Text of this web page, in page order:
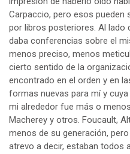
Carpaccio, pero esos
por libros posteriores. Al lado
daba conferencias sobre el
menos preciso, menos
cierto sentido de la
encontrado en el orden y en
formas nuevas para mí y
mi alrededor fue más o
Macherey y otros. Foucault,
menos de su generación,
atrevo a decir, estaban todos